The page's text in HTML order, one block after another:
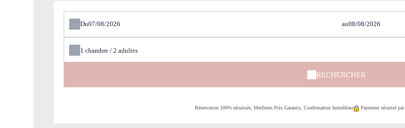
Du au
1chambre /2adultes
RECHERCHER
Réservation 100% sécurisée, Meilleurs Prix Garantis, Confirmation Immédiate Paiement sécurisé par